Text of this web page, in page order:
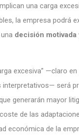
una carga
la empresa podrá
decisión
excesiva” —claro
interpretativos— será
generarán mayor
de las
económica de la